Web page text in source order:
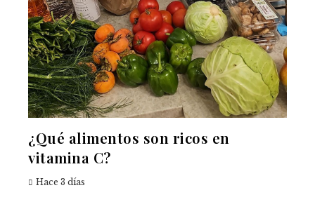
¿Qué alimentos son ricos en
vitamina C?
Hace 3 días